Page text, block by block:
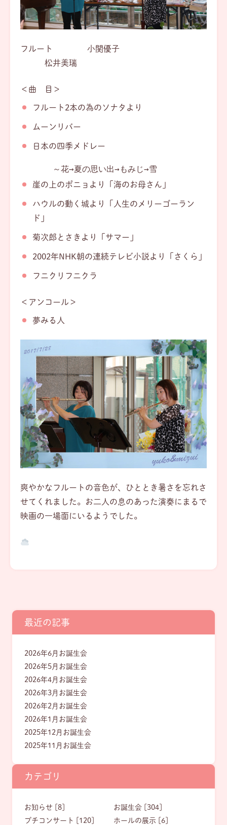
フルート 小関優子
松井美瑞
＜曲 目＞
フルート2本の為のソナタより
ムーンリバー
日本の四季メドレー
～花→夏の思い出→もみじ→雪
崖の上のポニョより「海のお母さん」
ハウルの動く城より「人生のメリーゴーラン
ド」
菊次郎とさきより「サマー」
2002年NHK朝の連続テレビ小説より「さくら」
フニクリフニクラ
＜アンコール＞
夢みる人
爽やかなフルートの音色が、ひととき暑さを忘れさ
せてくれました。お二人の息のあった演奏にまるで
映画の一場面にいるようでした。
最近の記事
2026年6月お誕生会
2026年5月お誕生会
2026年4月お誕生会
2026年3月お誕生会
2026年2月お誕生会
2026年1月お誕生会
2025年12月お誕生会
2025年11月お誕生会
カテゴリ
お知らせ [8]
お誕生会 [304]
プチコンサート [120]
ホールの展示 [6]